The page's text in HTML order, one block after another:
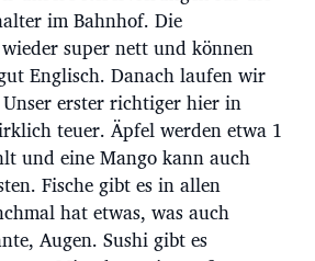
im Bahnhof. Die
super nett und können
Englisch. Danach laufen wir
erster richtiger hier in
teuer. Äpfel werden etwa 1
und eine Mango kann auch
Fische gibt es in allen
hat etwas, was auch
Augen. Sushi gibt es